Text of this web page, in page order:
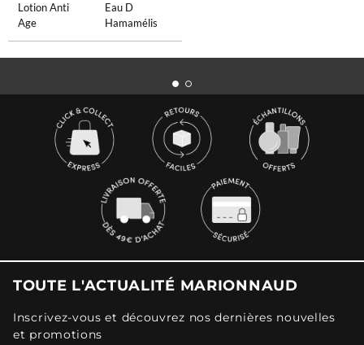
Lotion Anti
Age
Eau D
Hamamélis
TOUTE L'ACTUALITÉ MARIONNAUD
Inscrivez-vous et découvrez nos dernières nouvelles
et promotions